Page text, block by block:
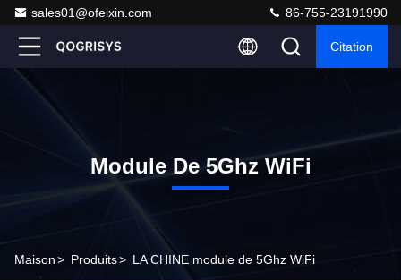
sales01@ofeixin.com 86-755-23191990
Citation
Module De 5Ghz WiFi
Maison> Produits> LA CHINE module de 5Ghz WiFi